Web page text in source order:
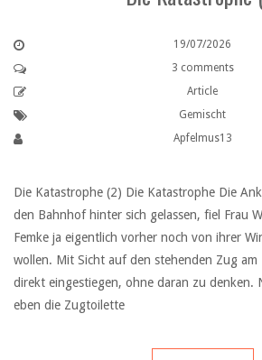
19/07/2026
3 comments
Article
Gemischt
Apfelmus13
Die Katastrophe (2) Die Katastrophe Die
den Bahnhof hinter sich gelassen, fiel Frau
Femke ja eigentlich vorher noch von ihrer
wollen. Mit Sicht auf den stehenden Zug am
direkt eingestiegen, ohne daran zu denken.
eben die Zugtoilette